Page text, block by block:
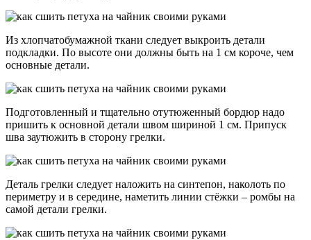
Из хлопчатобумажной ткани следует выкроить детали
подкладки. По высоте они должны быть на 1 см короче, чем
основные детали.
Подготовленный и тщательно отутюженный бордюр надо
пришить к основной детали швом шириной 1 см. Припуск
шва заутюжить в сторону грелки.
Деталь грелки следует наложить на синтепон, наколоть по
периметру и в середине, наметить линии стёжки – ромбы на
самой детали грелки.